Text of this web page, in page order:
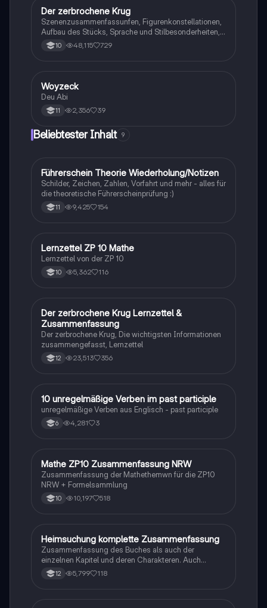
Deutsch
Der zerbrochene Krug
Szenenzusammenfassunfen, Figurenkonstellationen,
Aufbau des Stücks, Sprache und Stilbesonderheiten,
Aussageabsicht, Thematik, Interpretation
10 48,115 729
Deutsch
Woyzeck
Deu Abi
11 2,356 39
Beliebtester Inhalt 9
Lerntipps
Führerschein Theorie Wiederholung/Notizen
Schilder, Zeichen, Zahlen, Vorfahrt und mehr - alles für
die theoretische Führerscheinprüfung :)
11 9,425 154
Mathe
Lernzettel ZP 10 Mathe
Lernzettel von der ZP 10
10 5,362 116
Deutsch
Der zerbrochene Krug Lernzettel &
Zusammenfassung
Der zerbrochene Krug, Die wichtigsten Informationen
zusammengefasst, Lernzettel
12 23,513 356
1 Englisch
10 unregelmäßige Verben im past participle
unregelmäßige Verben aus Englisch - past participle
6 4,281 3
Mathe
Mathe ZP10 Zusammenfassung NRW
Zusammenfassung der Mathethemwn für die ZP10
NRW + Formelsammlung
10 10,197 518
Deutsch
Heimsuchung komplette Zusammenfassung
Zusammenfassung des Buches als auch der
einzelnen Kapitel und deren Charakteren. Auch
tabellarisch. Im Unterricht ohne KI erstellt
12 5,799 118